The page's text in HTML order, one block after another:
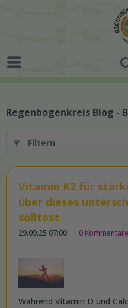
Regenbogenkreis Blog -
Filtern
Vitamin K2 für
über dieses
solltest
29.09.25 07:00 0 Kommentare
Während Vitamin D und